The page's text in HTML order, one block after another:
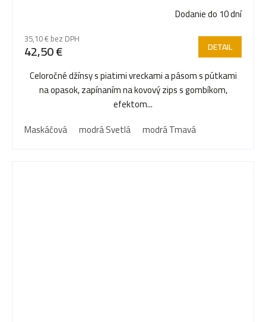
Dodanie do 10 dní
35,10 € bez DPH
42,50 € DETAIL
Celoročné džínsy s piatimi vreckami a pásom s pútkami
na opasok, zapínaním na kovový zips s gombíkom,
efektom...
Maskáčová
modrá Svetlá modrá Tmavá